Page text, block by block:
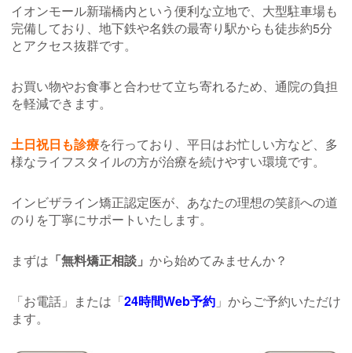
イオンモール新瑞橋内という便利な立地で、大型駐車場も
完備しており、地下鉄や名鉄の最寄り駅からも徒歩約5分
とアクセス抜群です。
お買い物やお食事と合わせて立ち寄れるため、通院の負担
を軽減できます。
土日祝日も診療を行っており、平日はお忙しい方など、多
様なライフスタイルの方が治療を続けやすい環境です。
インビザライン矯正認定医が、あなたの理想の笑顔への道
のりを丁寧にサポートいたします。
まずは 「無料矯正相談」 から始めてみませんか？
「お電話」または「24時間Web予約 」からご予約いただけ
ます。